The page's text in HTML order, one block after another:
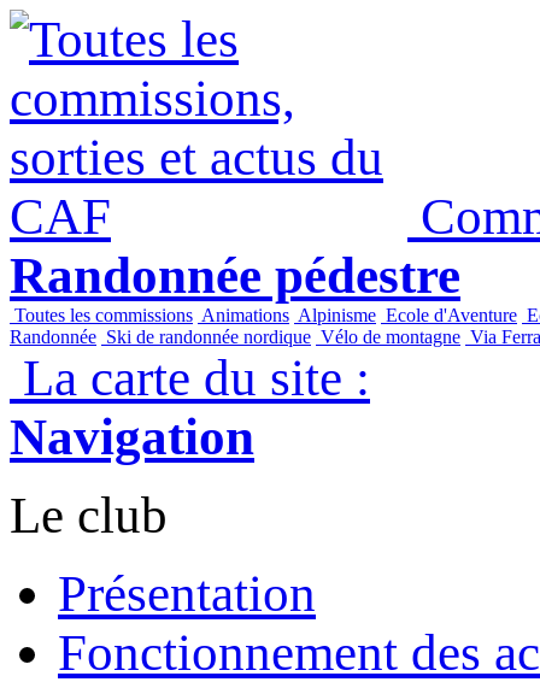
Randonnée pédestre
Toutes les commissions Animations Alpinisme Ecole d'Aventure
Randonnée Ski de randonnée nordique Vélo de montagne Via
La carte du site :
Navigation
Le club
Présentation
Fonctionnement des